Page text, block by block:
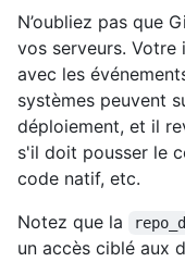
N’oubliez pas que
vos serveurs.
avec les
systèmes peuvent
déploiement, et il
s'il doit pousser le
code natif, etc.
Notez que la
un accès ciblé aux